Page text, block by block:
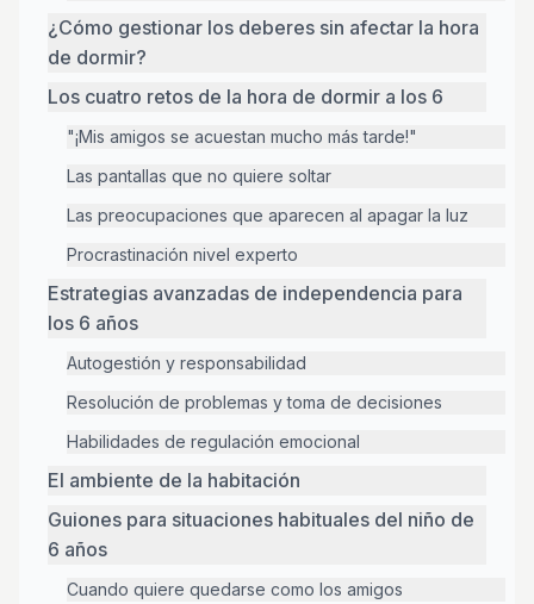
¿Cómo gestionar los deberes sin afectar la hora
de dormir?
Los cuatro retos de la hora de dormir a los 6
"¡Mis amigos se acuestan mucho más tarde!"
Las pantallas que no quiere soltar
Las preocupaciones que aparecen al apagar la luz
Procrastinación nivel experto
Estrategias avanzadas de independencia para
los 6 años
Autogestión y responsabilidad
Resolución de problemas y toma de decisiones
Habilidades de regulación emocional
El ambiente de la habitación
Guiones para situaciones habituales del niño de
6 años
Cuando quiere quedarse como los amigos